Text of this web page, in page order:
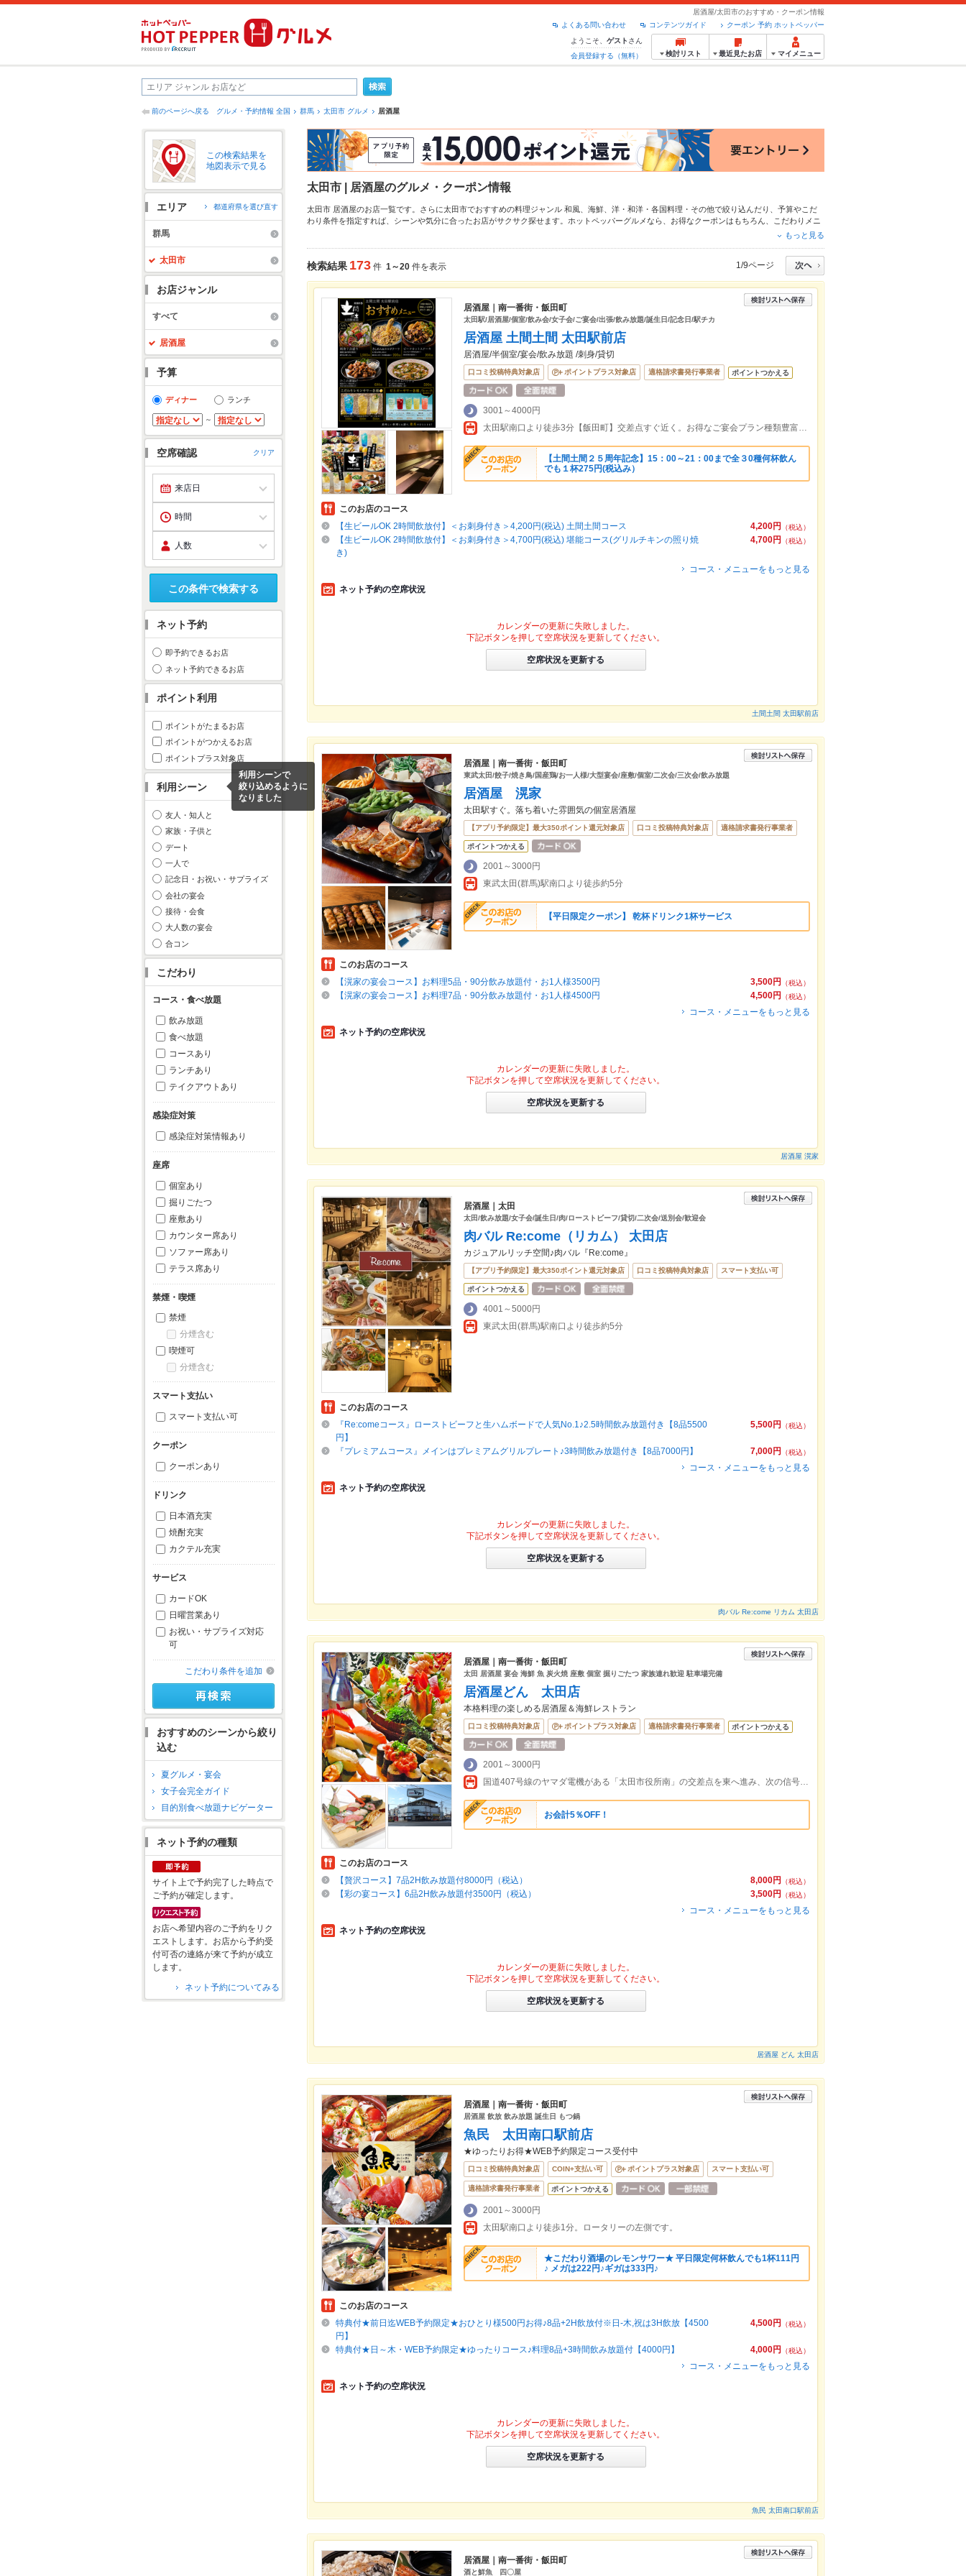
居酒屋/太田市のおすすめ・クーポン情報
クーポン 予約 ホットペッパー
コンテンツガイド
よくある問い合わせ
ようこそ、 ゲスト さん
会員登録する（無料）
検討リスト 最近見たお店 マイメニュー
前のページへ戻る グルメ・予約情報 全国 群馬 太田市 グルメ 居酒屋
この検索結果を
地図表示で見る
エリア 都道府県を選び直す
群馬
太田市
お店ジャンル
すべて
居酒屋
予算
ディナー ランチ
～
空席確認 クリア
この条件で検索する
ネット予約
即予約できるお店
ネット予約できるお店
ポイント利用
ポイントがたまるお店
ポイントがつかえるお店
ポイントプラス対象店
利用シーン
利用シーンで
絞り込めるように
なりました
友人・知人と
家族・子供と
デート
一人で
記念日・お祝い・サプライズ
会社の宴会
接待・会食
大人数の宴会
合コン
こだわり
コース・食べ放題
飲み放題
食べ放題
コースあり
ランチあり
テイクアウトあり
感染症対策
感染症対策情報あり
座席
個室あり
掘りごたつ
座敷あり
カウンター席あり
ソファー席あり
テラス席あり
禁煙・喫煙
禁煙
分煙含む
喫煙可
分煙含む
スマート支払い
スマート支払い可
クーポン
クーポンあり
ドリンク
日本酒充実
焼酎充実
カクテル充実
サービス
カードOK
日曜営業あり
お祝い・サプライズ対応
可
こだわり条件を追加
おすすめのシーンから絞り
込む
夏グルメ・宴会
女子会完全ガイド
目的別食べ放題ナビゲーター
ネット予約の種類
サイト上で予約完了した時点で
ご予約が確定します。
お店へ希望内容のご予約をリク
エストします。お店から予約受
付可否の連絡が来て予約が成立
します。
ネット予約についてみる
太田市 | 居酒屋のグルメ・クーポン情報
太田市 居酒屋のお店一覧です。さらに太田市でおすすめの料理ジャンル 和風 海鮮 洋・和洋・各国料理・その他で絞り込んだり、予算やこだ
わり条件を指定すれば、シーンや気分に合ったお店がサクサク探せます。ホットペッパーグルメなら、お得なクーポンはもちろん、こだわりメニ
や季節のおすすめ料理など、お店の最新情報をご紹介しているので安心！24時間使える簡単便利なネット予約が
もっと見る
検索結果 173 件 1～20 件を表示 1/9ページ
居酒屋｜南一番街・飯田町
太田駅/居酒屋/個室/飲み会/女子会/ご宴会/出張/飲み放題/誕生日/記念日/駅チカ
居酒屋 土間土間 太田駅前店
居酒屋/半個室/宴会/飲み放題 /刺身/貸切
口コミ投稿特典対象店 ポイントプラス対象店 適格請求書発行事業者 ポイントつかえる
3001～4000円
太田駅南口より徒歩3分【飯田町】交差点すぐ近く。お得なご宴会プラン種類豊富にご用意しております◎
【土間土間２５周年記念】15：00～21：00まで全３0種何杯飲ん
でも１杯275円(税込み）
このお店のコース
4,200円
（税込）
【生ビールOK 2時間飲放付】＜お刺身付き＞4,200円(税込) 土間土間コース
4,700円
（税込）
【生ビールOK 2時間飲放付】＜お刺身付き＞4,700円(税込) 堪能コース(グリルチキンの照り焼
き)
コース・メニューをもっと見る
ネット予約の空席状況
カレンダーの更新に失敗しました。
下記ボタンを押して空席状況を更新してください。
空席状況を更新する
土間土間 太田駅前店
居酒屋｜南一番街・飯田町
東武太田/餃子/焼き鳥/国産鶏/お一人様/大型宴会/座敷/個室/二次会/三次会/飲み放題
居酒屋 滉家
太田駅すぐ。落ち着いた雰囲気の個室居酒屋
【アプリ予約限定】最大350ポイント還元対象店 口コミ投稿特典対象店 適格請求書発行事業者
ポイントつかえる
2001～3000円
東武太田(群馬)駅南口より徒歩約5分
【平日限定クーポン】 乾杯ドリンク1杯サービス
このお店のコース
3,500円
（税込）
【滉家の宴会コース】お料理5品・90分飲み放題付・お1人様3500円
4,500円
（税込）
【滉家の宴会コース】お料理7品・90分飲み放題付・お1人様4500円
コース・メニューをもっと見る
ネット予約の空席状況
カレンダーの更新に失敗しました。
下記ボタンを押して空席状況を更新してください。
空席状況を更新する
居酒屋 滉家
居酒屋｜太田
太田/飲み放題/女子会/誕生日/肉/ローストビーフ/貸切/二次会/送別会/歓迎会
肉バル Re:come（リカム） 太田店
カジュアルリッチ空間♪肉バル『Re:come』
【アプリ予約限定】最大350ポイント還元対象店 口コミ投稿特典対象店 スマート支払い可
ポイントつかえる
4001～5000円
東武太田(群馬)駅南口より徒歩約5分
このお店のコース
5,500円
（税込）
『Re:comeコース』ローストビーフと生ハムボードで人気No.1♪2.5時間飲み放題付き【8品5500
円】
7,000円
（税込）
『プレミアムコース』メインはプレミアムグリルプレート♪3時間飲み放題付き【8品7000円】
コース・メニューをもっと見る
ネット予約の空席状況
カレンダーの更新に失敗しました。
下記ボタンを押して空席状況を更新してください。
空席状況を更新する
肉バル Re:come リカム 太田店
居酒屋｜南一番街・飯田町
太田 居酒屋 宴会 海鮮 魚 炭火焼 座敷 個室 掘りごたつ 家族連れ歓迎 駐車場完備
居酒屋どん 太田店
本格料理の楽しめる居酒屋＆海鮮レストラン
口コミ投稿特典対象店 ポイントプラス対象店 適格請求書発行事業者 ポイントつかえる
2001～3000円
国道407号線のヤマダ電機がある「太田市役所南」の交差点を東へ進み、次の信号がある交差点の右手前角。
お会計5％OFF！
このお店のコース
8,000円
（税込）
【贅沢コース】7品2H飲み放題付8000円（税込）
3,500円
（税込）
【彩の宴コース】6品2H飲み放題付3500円（税込）
コース・メニューをもっと見る
ネット予約の空席状況
カレンダーの更新に失敗しました。
下記ボタンを押して空席状況を更新してください。
空席状況を更新する
居酒屋 どん 太田店
居酒屋｜南一番街・飯田町
居酒屋 飲放 飲み放題 誕生日 もつ鍋
魚民 太田南口駅前店
★ゆったりお得★WEB予約限定コース受付中
口コミ投稿特典対象店 COIN+支払い可 ポイントプラス対象店 スマート支払い可
適格請求書発行事業者 ポイントつかえる
2001～3000円
太田駅南口より徒歩1分。ロータリーの左側です。
★こだわり酒場のレモンサワー★ 平日限定何杯飲んでも1杯111円
♪ メガは222円♪ギガは333円♪
このお店のコース
4,500円
（税込）
特典付★前日迄WEB予約限定★おひとり様500円お得♪8品+2H飲放付※日-木,祝は3H飲放【4500
円】
4,000円
（税込）
特典付★日～木・WEB予約限定★ゆったりコース♪料理8品+3時間飲み放題付【4000円】
コース・メニューをもっと見る
ネット予約の空席状況
カレンダーの更新に失敗しました。
下記ボタンを押して空席状況を更新してください。
空席状況を更新する
魚民 太田南口駅前店
居酒屋｜南一番街・飯田町
酒と鮮魚 四〇屋